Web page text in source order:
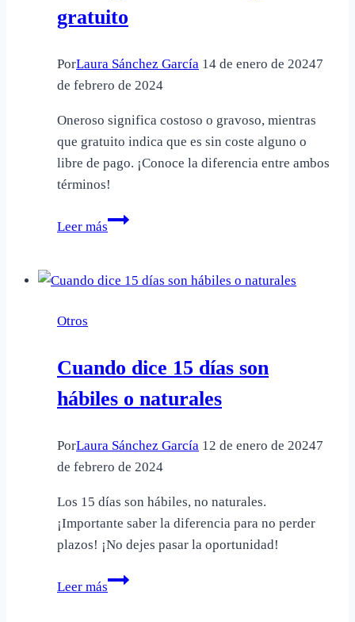
que
debes
gratuito
PorLaura Sánchez García 14 de enero de 20247
de febrero de 2024
Oneroso significa costoso o gravoso, mientras
que gratuito indica que es sin coste alguno o
libre de pago. ¡Conoce la diferencia entre ambos
términos!
Leer más
Qué
y
Otros
Cuando dice 15 días son
hábiles o naturales
PorLaura Sánchez García 12 de enero de 20247
de febrero de 2024
Los 15 días son hábiles, no naturales.
¡Importante saber la diferencia para no perder
plazos! ¡No dejes pasar la oportunidad!
Leer más
Cuando